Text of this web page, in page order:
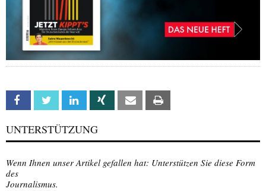
Facebook Twitter Linkedin Xing Email
UNTERSTÜTZUNG
Wenn Ihnen unser Artikel gefallen hat: Unterstützen Sie diese Form
des
Journalismus.